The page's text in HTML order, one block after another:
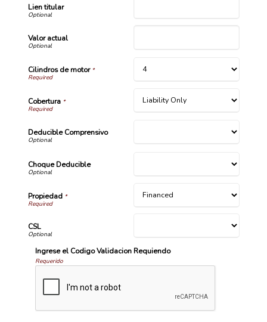
Lien titular
Valor actual
Cilindros de motor*
Cobertura*
Deducible Comprensivo
Choque Deducible
Propiedad *
CSL
Ingrese el Codigo Validacion Requiendo
Requerido